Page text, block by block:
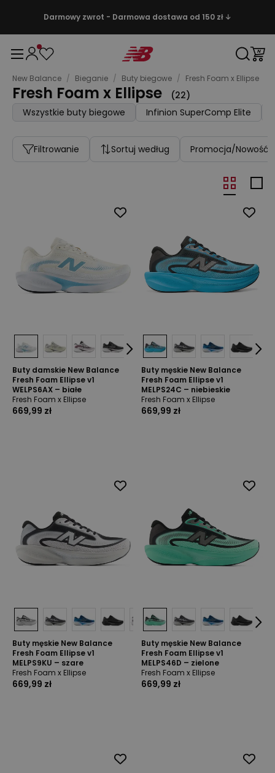
Darmowy zwrot - Darmowa dostawa od 150 zł ↓
New Balance / Bieganie / Buty biegowe / Fresh Foam x Ellipse
Fresh Foam x Ellipse (22)
Wszystkie buty biegowe
Infinion SuperComp Elite
Filtrowanie Sortuj według Promocja/Nowość
Buty damskie New Balance
Fresh Foam Ellipse v1
WELPS6AX – białe
Fresh Foam x Ellipse
669,99 zł
Buty męskie New Balance
Fresh Foam Ellipse v1
MELPS24C – niebieskie
Fresh Foam x Ellipse
669,99 zł
Buty męskie New Balance
Fresh Foam Ellipse v1
MELPS9KU – szare
Fresh Foam x Ellipse
669,99 zł
Buty męskie New Balance
Fresh Foam Ellipse v1
MELPS46D – zielone
Fresh Foam x Ellipse
669,99 zł